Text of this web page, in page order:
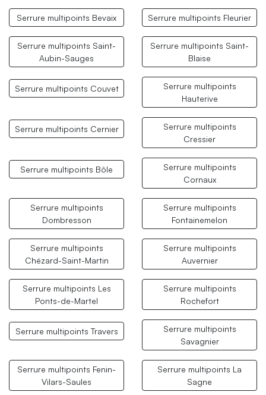
Serrure multipoints Bevaix Serrure multipoints Fleurier
Serrure multipoints Saint-
Aubin-Sauges
Serrure multipoints Saint-
Blaise
Serrure multipoints Couvet
Serrure multipoints
Hauterive
Serrure multipoints Cernier
Serrure multipoints
Cressier
Serrure multipoints Bôle
Serrure multipoints
Cornaux
Serrure multipoints
Dombresson
Serrure multipoints
Fontainemelon
Serrure multipoints
Chézard-Saint-Martin
Serrure multipoints
Auvernier
Serrure multipoints Les
Ponts-de-Martel
Serrure multipoints
Rochefort
Serrure multipoints Travers
Serrure multipoints
Savagnier
Serrure multipoints Fenin-
Vilars-Saules
Serrure multipoints La
Sagne